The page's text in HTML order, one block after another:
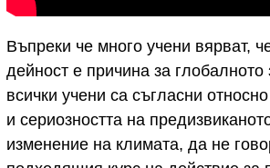
Въпреки че много учени вярват,
дейност е причина за глобалното
всички учени са съгласни
и сериозността на
изменение на климата, да не